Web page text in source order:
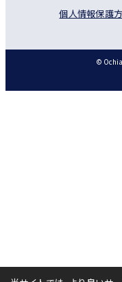
個人情報保護
©